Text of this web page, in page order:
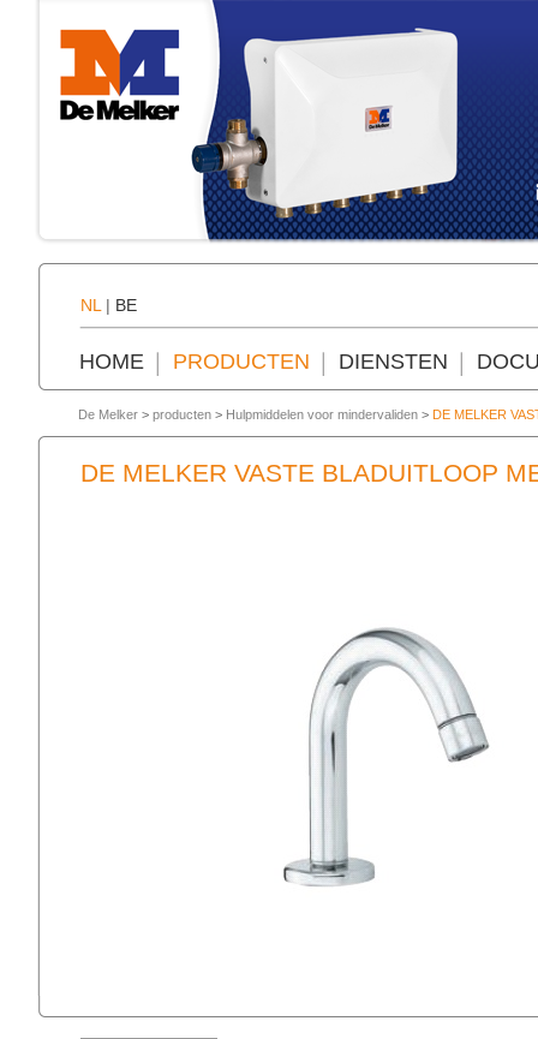
NL | BE
HOME PRODUCTEN DIENSTEN
De Melker > producten > Hulpmiddelen voor mindervaliden > DE MELKER
DE MELKER VASTE BLADUITLOOP